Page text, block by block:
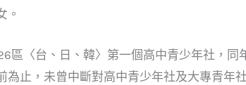
。
區〈台、日、韓〉第一個高中青少年社，
為止，未曾中斷對高中青少年社及大專青年